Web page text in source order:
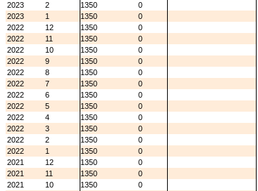
2023
2 1350
0
2023
1 1350
0
2022
12 1350
0
2022
11 1350
0
2022
10 1350
0
2022
9 1350
0
2022
8 1350
0
2022
7 1350
0
2022
6 1350
0
2022
5 1350
0
2022
4 1350
0
2022
3 1350
0
2022
2 1350
0
2022
1 1350
0
2021
12 1350
0
2021
11 1350
0
2021
10 1350
0